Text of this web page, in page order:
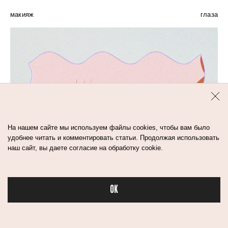
Бьюти в спорте
макияж глаза
На нашем сайте мы используем файлы cookies, чтобы вам было
удобнее читать и комментировать статьи. Продолжая использовать
наш сайт, вы даете согласие на обработку cookie.
OK